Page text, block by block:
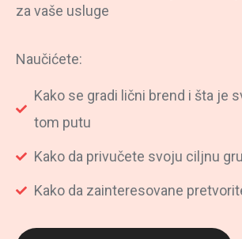
za vaše usluge
Naučićete:
Kako se gradi lični brend i šta je
tom putu
Kako da privučete svoju ciljnu
Kako da zainteresovane